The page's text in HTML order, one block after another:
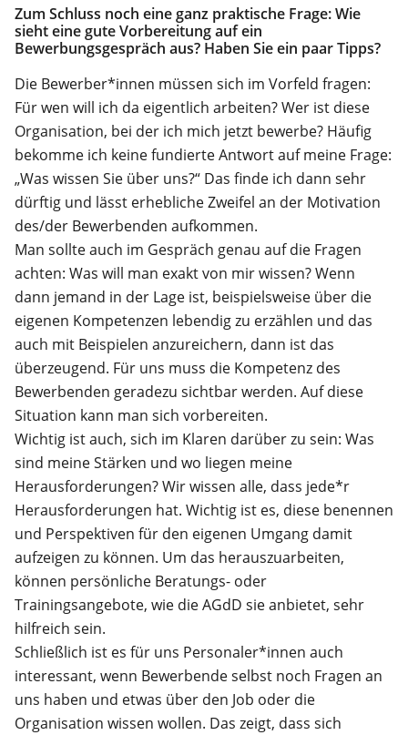
Zum Schluss noch eine ganz praktische Frage: Wie
sieht eine gute Vorbereitung auf ein
Bewerbungsgespräch aus? Haben Sie ein paar Tipps?
Die Bewerber*innen müssen sich im Vorfeld fragen:
Für wen will ich da eigentlich arbeiten? Wer ist diese
Organisation, bei der ich mich jetzt bewerbe? Häufig
bekomme ich keine fundierte Antwort auf meine Frage:
„Was wissen Sie über uns?“ Das finde ich dann sehr
dürftig und lässt erhebliche Zweifel an der Motivation
des/der Bewerbenden aufkommen.
Man sollte auch im Gespräch genau auf die Fragen
achten: Was will man exakt von mir wissen? Wenn
dann jemand in der Lage ist, beispielsweise über die
eigenen Kompetenzen lebendig zu erzählen und das
auch mit Beispielen anzureichern, dann ist das
überzeugend. Für uns muss die Kompetenz des
Bewerbenden geradezu sichtbar werden. Auf diese
Situation kann man sich vorbereiten.
Wichtig ist auch, sich im Klaren darüber zu sein: Was
sind meine Stärken und wo liegen meine
Herausforderungen? Wir wissen alle, dass jede*r
Herausforderungen hat. Wichtig ist es, diese benennen
und Perspektiven für den eigenen Umgang damit
aufzeigen zu können. Um das herauszuarbeiten,
können persönliche Beratungs- oder
Trainingsangebote, wie die AGdD sie anbietet, sehr
hilfreich sein.
Schließlich ist es für uns Personaler*innen auch
interessant, wenn Bewerbende selbst noch Fragen an
uns haben und etwas über den Job oder die
Organisation wissen wollen. Das zeigt, dass sich